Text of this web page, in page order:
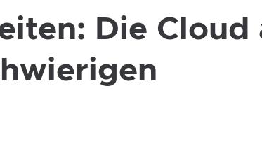
Die Cloud